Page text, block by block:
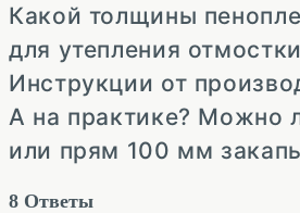
Какой толщины
для утепления
Инструкции от
А на практике? Можно
или прям 100 мм
8 Ответы